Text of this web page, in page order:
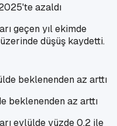
azaldı
geçen yıl ekimde
düşüş kaydetti.
beklenenden az arttı
eylülde yüzde 0,2 ile